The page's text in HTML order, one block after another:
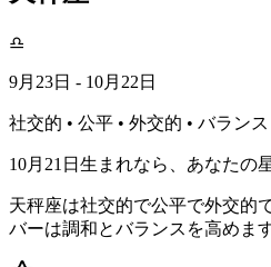
♎
9月23日 - 10月22日
社交的 • 公平 • 外交的 • バランス
10月21日生まれなら、あなたの
天秤座は社交的で公平で外交的
バーは調和とバランスを高めます